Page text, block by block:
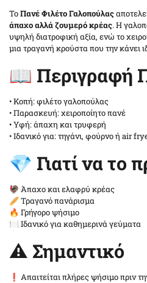
ΤοΠανέ Φιλέτο Γαλοπούλας
άπαχο αλλά ζουμερό κρέας. Η
υψηλή διατροφική αξία, ενώ το
μια τραγανή κρούστα που την κάνει
📖 Περιγραφή
• Κοπή: φιλέτο γαλοπούλας
• Παρασκευή: χειροποίητο πανέ
• Υφή: άπαχη και τρυφερή
• Ιδανικό για: τηγάνι, φούρνο ή air
💎 Γιατί να το
🦃 Άπαχο και ελαφρύ κρέας
🥖 Τραγανό πανάρισμα
🔥 Γρήγορο ψήσιμο
🍽️ Ιδανικό για καθημερινά γεύματα
⚠️ Σημαντικό
❗ Απαιτείται πλήρες ψήσιμο πριν